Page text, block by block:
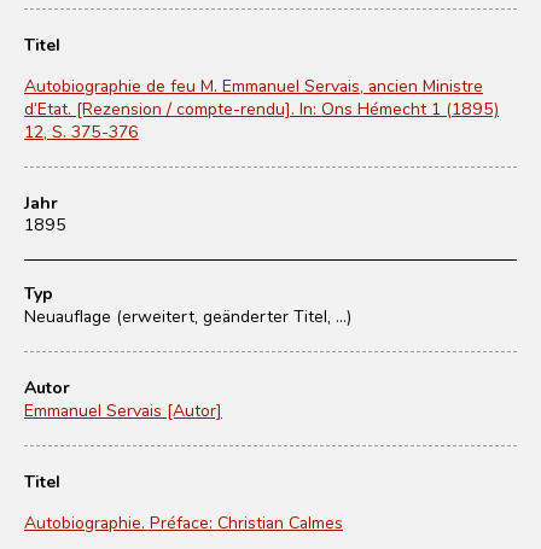
Titel
Autobiographie de feu M. Emmanuel Servais, ancien Ministre
d’Etat. [Rezension / compte-rendu]. In: Ons Hémecht 1 (1895)
12, S. 375-376
Jahr
1895
Typ
Neuauflage (erweitert, geänderter Titel, ...)
Autor
Emmanuel Servais [Autor]
Titel
Autobiographie. Préface: Christian Calmes